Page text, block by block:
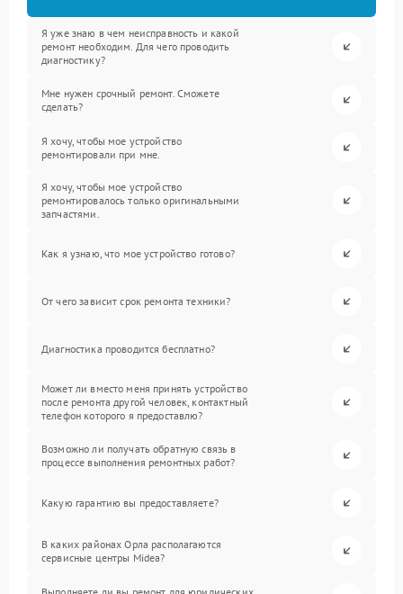
Я уже знаю в чем неисправность и какой
ремонт необходим. Для чего проводить
диагностику?
Мне нужен срочный ремонт. Сможете
сделать?
Я хочу, чтобы мое устройство
ремонтировали при мне.
Я хочу, чтобы мое устройство
ремонтировалось только оригинальными
запчастями.
Как я узнаю, что мое устройство готово?
От чего зависит срок ремонта техники?
Диагностика проводится бесплатно?
Может ли вместо меня принять устройство
после ремонта другой человек, контактный
телефон которого я предоставлю?
Возможно ли получать обратную связь в
процессе выполнения ремонтных работ?
Какую гарантию вы предоставляете?
В каких районах Орла располагаются
сервисные центры Midea?
Выполняете ли вы ремонт для юридических